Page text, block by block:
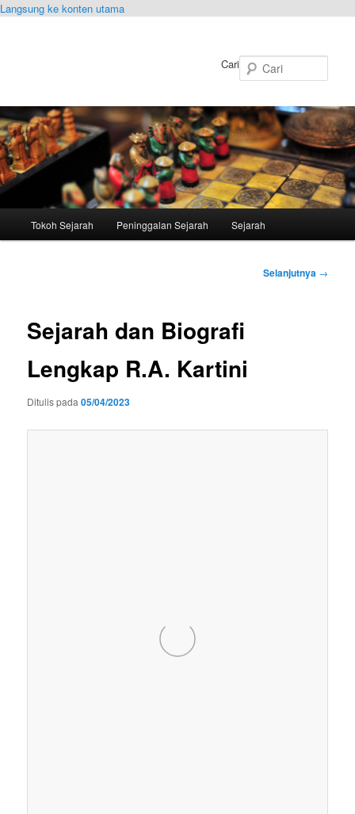
Langsung ke konten utama
Cari
Tokoh Sejarah Peninggalan Sejarah Sejarah
Navigasi
Selanjutnya →
Sejarah dan Biografi
Lengkap R.A. Kartini
Ditulis pada05/04/2023